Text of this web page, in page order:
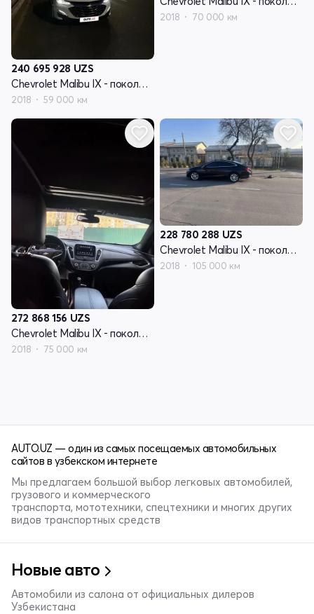
240 695 928 UZS
Chevrolet Malibu IX - поколение
2018 59 000 км
2018 70 000 км
272 868 156 UZS
Chevrolet Malibu IX - поколение
2018 75 000 км
228 780 288 UZS
Chevrolet Malibu IX - поколение
2018 105 000 км
AUTO.UZ — один из самых посещаемых автомобильных
сайтов в узбекском интернете
Мы предлагаем большой выбор легковых автомобилей,
грузового и коммерческого
транспорта, мототехники, спецтехники и многих других
видов транспортных средств
Новые авто
Автомобили из салона от официальных дилеров
Узбекистана